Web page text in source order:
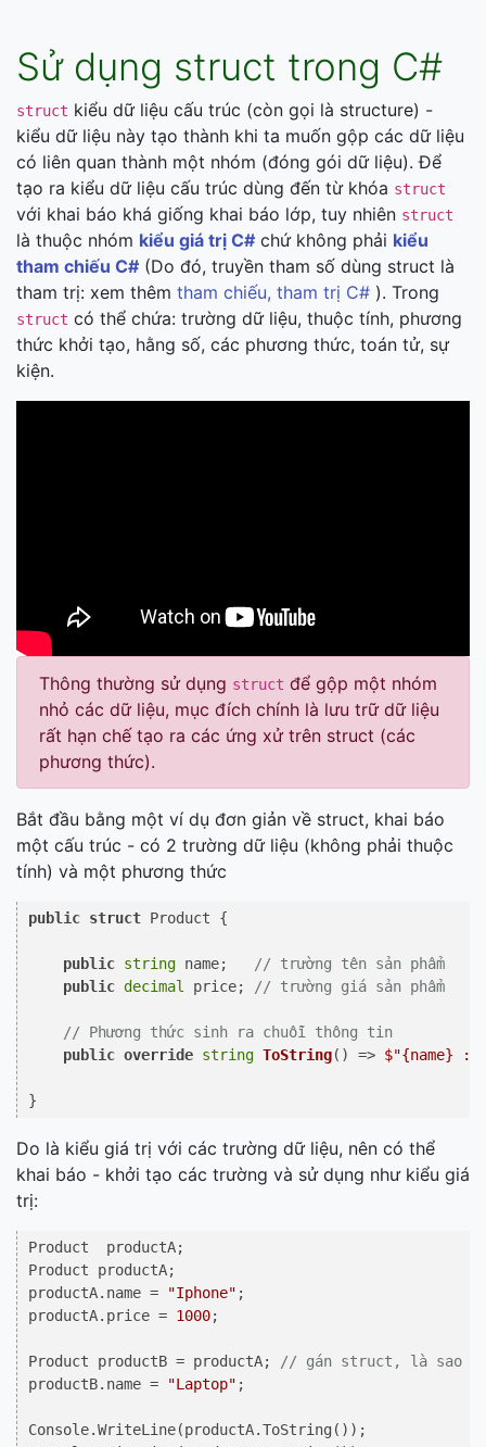
Sử dụng struct trong C#
struct kiểu dữ liệu cấu trúc (còn gọi là structure) -
kiểu dữ liệu này tạo thành khi ta muốn gộp các dữ liệu
có liên quan thành một nhóm (đóng gói dữ liệu). Để
tạo ra kiểu dữ liệu cấu trúc dùng đến từ khóa struct
với khai báo khá giống khai báo lớp, tuy nhiên struct
là thuộc nhóm kiểu giá trị C# chứ không phải kiểu
tham chiếu C# (Do đó, truyền tham số dùng struct là
tham trị: xem thêm tham chiếu, tham trị C# ). Trong
struct có thể chứa: trường dữ liệu, thuộc tính, phương
thức khởi tạo, hằng số, các phương thức, toán tử, sự
kiện.
Thông thường sử dụng struct để gộp một nhóm
nhỏ các dữ liệu, mục đích chính là lưu trữ dữ liệu
rất hạn chế tạo ra các ứng xử trên struct (các
phương thức).
Bắt đầu bằng một ví dụ đơn giản về struct, khai báo
một cấu trúc - có 2 trường dữ liệu (không phải thuộc
tính) và một phương thức
public struct Product {
public string name;
// trường tên sản phẩm
public decimal price; // trường giá sản phẩm
// Phương thức sinh ra chuỗi thông tin
public override string ToString() => $"{name} :
Do là kiểu giá trị với các trường dữ liệu, nên có thể
khai báo - khởi tạo các trường và sử dụng như kiểu giá
trị:
Product  productA;
Product productA;
productA.name =
"Iphone" ;
productA.price = 1000;
Product productB = productA;
// gán struct, là sao
productB.name =
"Laptop" ;
Console.WriteLine(productA.ToString());